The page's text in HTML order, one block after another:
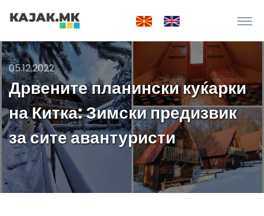
05.12.2022
Дрвените планински куќарки
на Китка: Зимски предизвик
за сите авантуристи